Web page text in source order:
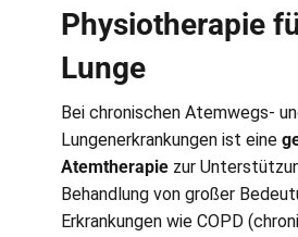
Physiotherapie
Lunge
Bei chronischen Atemwegs-
Lungenerkrankungen ist eine
Atemtherapie zur
Behandlung von großer
Erkrankungen wie COPD